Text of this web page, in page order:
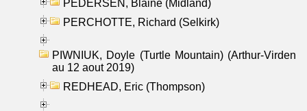
PEDERSEN, Blaine (Midland)
PERCHOTTE, Richard (Selkirk)
PIWNIUK, Doyle (Turtle Mountain) (Arthur-Virden
au 12 aout 2019)
REDHEAD, Eric (Thompson)